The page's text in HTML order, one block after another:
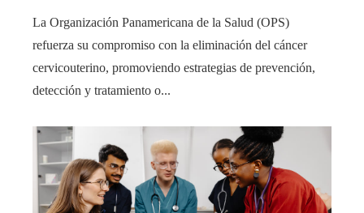
La Organización Panamericana de la Salud (OPS)
refuerza su compromiso con la eliminación del cáncer
cervicouterino, promoviendo estrategias de prevención,
detección y tratamiento o...